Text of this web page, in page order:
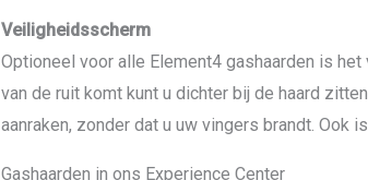
Veiligheidsscherm
Optioneel voor alle Element4 gashaarden is
van de ruit komt kunt u dichter bij de haard
aanraken, zonder dat u uw vingers brandt. Ook
Gashaarden in ons Experience Center